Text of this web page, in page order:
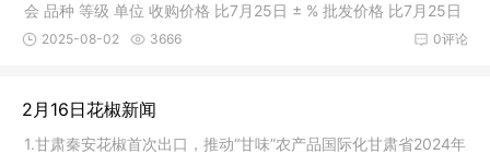
会 品种 等级 单位 收购价格 比7月25日 ± % 批发价格 比7月25日
± % 市场零售 价格 比7月25日 ± % 韩城大红袍 特级梅花 元/500
颗 元/500克 30.75 0.00 32.25 0.00 34.25 0.00 韩城大
0评论
2025-08-02 3666
2月16日花椒新闻
1.甘肃秦安花椒首次出口，推动“甘味”农产品国际化甘肃省2024年